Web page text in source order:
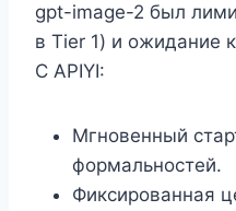
gpt-image-2 был
в Tier 1) и ожидание
С APIYI:
Мгновенный
формальностей.
Фиксированная